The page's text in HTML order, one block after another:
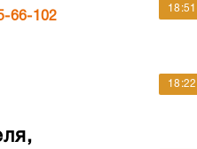
66-102
18:51
18:22